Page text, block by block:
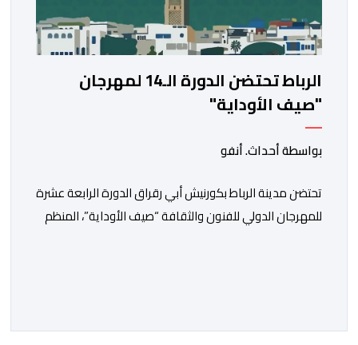
الرباط تحتضن الدورة الـ14 لمهرجان
"صيف الأوداية"
بواسطة أحداث. أنفو
تحتضن مدينة الرباط بكورنيش أبي رقراق الدورة الرابعة عشرة
للمهرجان الدولي للفنون والثقافة “صيف الأوداية”، المنظم
الدولي للموسيقى/ الشريك الرسمي لليونسكو)، […]